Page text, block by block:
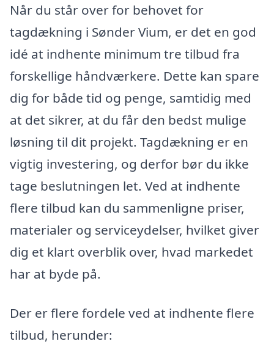
Når du står over for behovet for
tagdækning i Sønder Vium, er det en god
idé at indhente minimum tre tilbud fra
forskellige håndværkere. Dette kan spare
dig for både tid og penge, samtidig med
at det sikrer, at du får den bedst mulige
løsning til dit projekt. Tagdækning er en
vigtig investering, og derfor bør du ikke
tage beslutningen let. Ved at indhente
flere tilbud kan du sammenligne priser,
materialer og serviceydelser, hvilket giver
dig et klart overblik over, hvad markedet
har at byde på.
Der er flere fordele ved at indhente flere
tilbud, herunder: